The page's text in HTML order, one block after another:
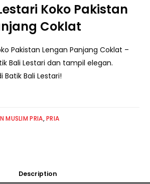
Koko Pakistan
Coklat
Pakistan Lengan Panjang Coklat –
Bali Lestari dan tampil elegan.
Batik Bali Lestari!
MUSLIM PRIA,PRIA
Description